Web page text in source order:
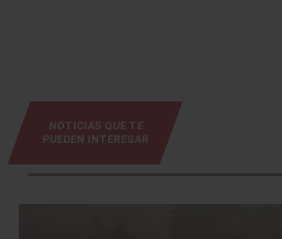
NOTICIAS QUE TE
PUEDEN INTERESAR